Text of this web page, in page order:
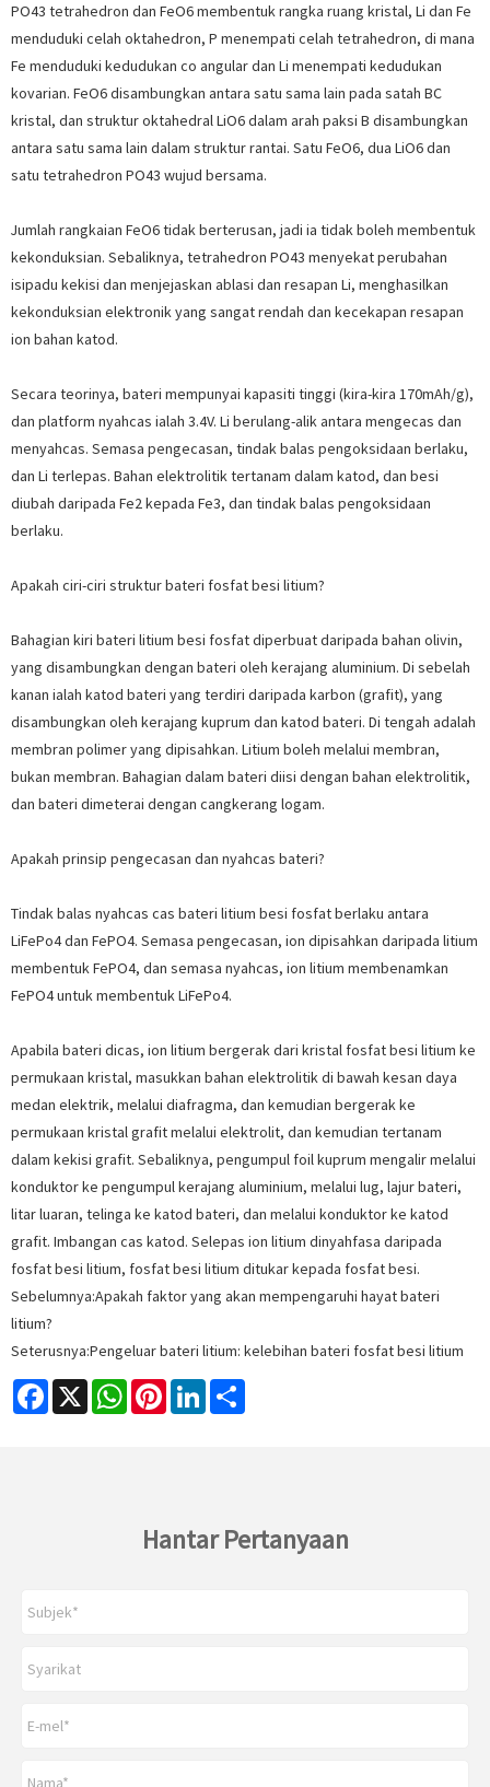
PO43 tetrahedron dan FeO6 membentuk rangka ruang kristal, Li dan Fe
menduduki celah oktahedron, P menempati celah tetrahedron, di mana
Fe menduduki kedudukan co angular dan Li menempati kedudukan
kovarian. FeO6 disambungkan antara satu sama lain pada satah BC
kristal, dan struktur oktahedral LiO6 dalam arah paksi B disambungkan
antara satu sama lain dalam struktur rantai. Satu FeO6, dua LiO6 dan
satu tetrahedron PO43 wujud bersama.
Jumlah rangkaian FeO6 tidak berterusan, jadi ia tidak boleh membentuk
kekonduksian. Sebaliknya, tetrahedron PO43 menyekat perubahan
isipadu kekisi dan menjejaskan ablasi dan resapan Li, menghasilkan
kekonduksian elektronik yang sangat rendah dan kecekapan resapan
ion bahan katod.
Secara teorinya, bateri mempunyai kapasiti tinggi (kira-kira 170mAh/g),
dan platform nyahcas ialah 3.4V. Li berulang-alik antara mengecas dan
menyahcas. Semasa pengecasan, tindak balas pengoksidaan berlaku,
dan Li terlepas. Bahan elektrolitik tertanam dalam katod, dan besi
diubah daripada Fe2 kepada Fe3, dan tindak balas pengoksidaan
berlaku.
Apakah ciri-ciri struktur bateri fosfat besi litium?
Bahagian kiri bateri litium besi fosfat diperbuat daripada bahan olivin,
yang disambungkan dengan bateri oleh kerajang aluminium. Di sebelah
kanan ialah katod bateri yang terdiri daripada karbon (grafit), yang
disambungkan oleh kerajang kuprum dan katod bateri. Di tengah adalah
membran polimer yang dipisahkan. Litium boleh melalui membran,
bukan membran. Bahagian dalam bateri diisi dengan bahan elektrolitik,
dan bateri dimeterai dengan cangkerang logam.
Apakah prinsip pengecasan dan nyahcas bateri?
Tindak balas nyahcas cas bateri litium besi fosfat berlaku antara
LiFePo4 dan FePO4. Semasa pengecasan, ion dipisahkan daripada litium
membentuk FePO4, dan semasa nyahcas, ion litium membenamkan
FePO4 untuk membentuk LiFePo4.
Apabila bateri dicas, ion litium bergerak dari kristal fosfat besi litium ke
permukaan kristal, masukkan bahan elektrolitik di bawah kesan daya
medan elektrik, melalui diafragma, dan kemudian bergerak ke
permukaan kristal grafit melalui elektrolit, dan kemudian tertanam
dalam kekisi grafit. Sebaliknya, pengumpul foil kuprum mengalir melalui
konduktor ke pengumpul kerajang aluminium, melalui lug, lajur bateri,
litar luaran, telinga ke katod bateri, dan melalui konduktor ke katod
grafit. Imbangan cas katod. Selepas ion litium dinyahfasa daripada
fosfat besi litium, fosfat besi litium ditukar kepada fosfat besi.
Sebelumnya:Apakah faktor yang akan mempengaruhi hayat bateri
litium?
Seterusnya:Pengeluar bateri litium: kelebihan bateri fosfat besi litium
Facebook
X WhatsAppPinterestLinkedIn
Hantar Pertanyaan